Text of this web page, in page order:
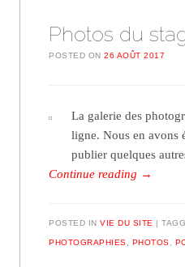
Photos du
POSTED ON26 AOÛT 2017
La galerie des
ligne. Nous en avons
publier quelques
Continue reading →
POSTED INVIE DU SITE
PHOTOGRAPHIES PHOTOS